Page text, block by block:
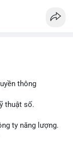
thông
thuật số.
ty năng lượng.